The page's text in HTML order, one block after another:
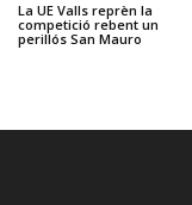
La UE Valls reprèn la
competició rebent un
perillós San Mauro